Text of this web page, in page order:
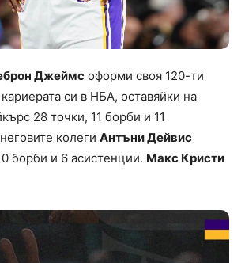
Джеймс оформи своя 120-ти
си в НБА, оставяйки на
28 точки, 11 борби и 11
колеги Антъни Дейвис
борби и 6 асистенции. Макс Кристи